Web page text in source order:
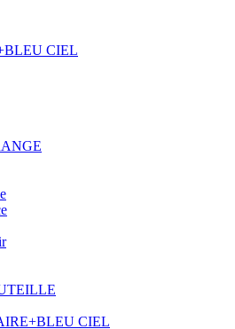
CIEL
CIEL